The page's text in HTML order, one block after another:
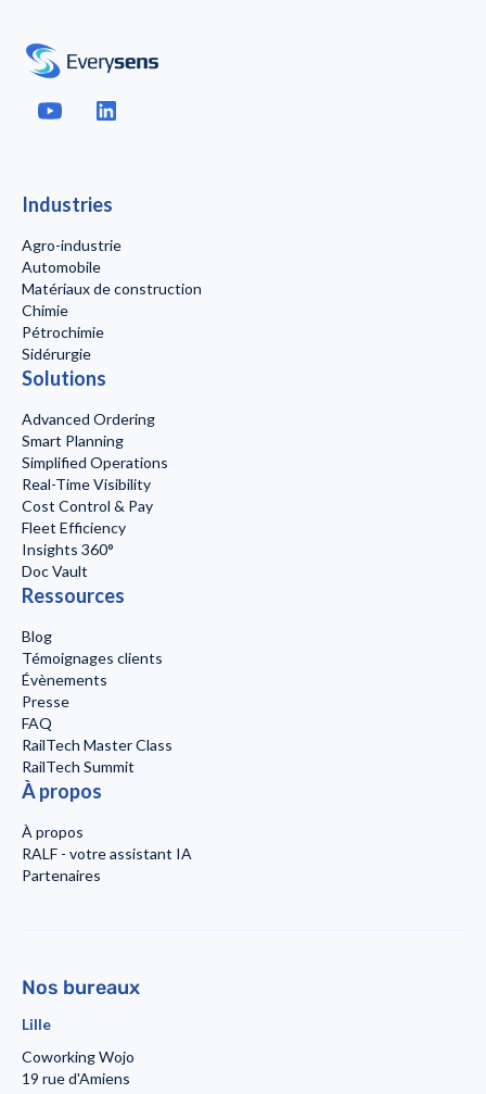
Industries
Agro-industrie
Automobile
Matériaux de construction
Chimie
Pétrochimie
Sidérurgie
Solutions
Advanced Ordering
Smart Planning
Simplified Operations
Real-Time Visibility
Cost Control & Pay
Fleet Efficiency
Insights 360°
Doc Vault
Ressources
Blog
Témoignages clients
Évènements
Presse
FAQ
RailTech Master Class
RailTech Summit
À propos
À propos
RALF - votre assistant IA
Partenaires
Nos bureaux
Lille
Coworking Wojo
19 rue d'Amiens